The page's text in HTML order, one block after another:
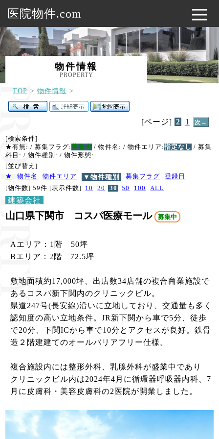
医院物件.com
物件情報
PROPERTY
TOP 物件情報
[ページ] 2 1 次→
[検索条件]
★有無: / 募集フラグ:募集中 / 物件名: / 物件エリア:指定なし / 募集
科目: / 物件種別: / 物件形態:
[並び替え]
★
物件名 物件エリア ▼物件種別 募集フラグ
登録日
[物件数] 59件 [表示件数] 10 20 30 50 100 ALL
建築会社
山口県下関市 コスパ医療モール 募集中
Aエリア：1階 50坪
Bエリア：2階 72.5坪
敷地面積約17,000坪、出店数34店舗の複合商業施設で
あるコスパ新下関内のクリニックビル。
県道247号(長安線)沿いに立地しており、交通量も多く
認知度の高い立地条件。JR新下関から車で5分、徒歩
で20分、下関ICから車で10分とアクセスが良好。鉄骨
造２階建建てのオールバリアフリー仕様。
複合施設内には整形外科、乳腺外科が盛業中であり
クリニックビル内は2024年4月に循環器呼吸器内科、7
月に皮膚科・美容皮膚科の2医院が開業しました。